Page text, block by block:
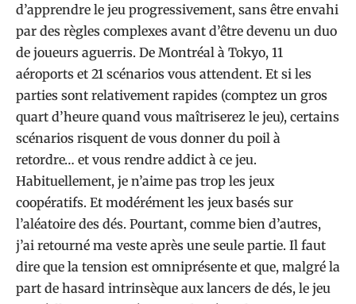
d’apprendre le jeu progressivement, sans être envahi
par des règles complexes avant d’être devenu un duo
de joueurs aguerris. De Montréal à Tokyo, 11
aéroports et 21 scénarios vous attendent. Et si les
parties sont relativement rapides (comptez un gros
quart d’heure quand vous maîtriserez le jeu), certains
scénarios risquent de vous donner du poil à
retordre… et vous rendre addict à ce jeu.
Habituellement, je n’aime pas trop les jeux
coopératifs. Et modérément les jeux basés sur
l’aléatoire des dés. Pourtant, comme bien d’autres,
j’ai retourné ma veste après une seule partie. Il faut
dire que la tension est omniprésente et que, malgré la
part de hasard intrinsèque aux lancers de dés, le jeu